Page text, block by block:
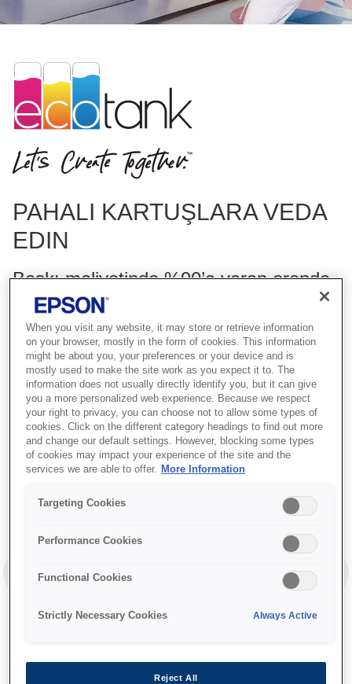
PAHALI KARTUŞLARA VEDA
EDIN
Baskı maliyetinde %90’a varan oranda
tasarruf edin*
Daha fazlası
PAUSE
PREVIOUS SLIDE
When you visit any website, it may store or retrieve information
on your browser, mostly in the form of cookies. This information
might be about you, your preferences or your device and is
mostly used to make the site work as you expect it to. The
information does not usually directly identify you, but it can give
you a more personalized web experience. Because we respect
your right to privacy, you can choose not to allow some types of
cookies. Click on the different category headings to find out more
and change our default settings. However, blocking some types
of cookies may impact your experience of the site and the
services we are able to offer. More Information
Targeting Cookies
Performance Cookies
Functional Cookies
Strictly Necessary Cookies Always Active
Reject All